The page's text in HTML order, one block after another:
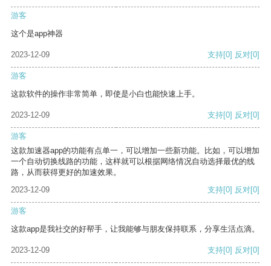
游客
这个是app神器
2023-12-09 支持[0] 反对[0]
游客
这款软件的操作非常简单，即使是小白也能快速上手。
2023-12-09 支持[0] 反对[0]
游客
这款加速器app的功能有点单一，可以增加一些新功能。比如，可以增加
一个自动切换线路的功能，这样就可以根据网络情况自动选择最优的线
路，从而获得更好的加速效果。
2023-12-09
支持[0] 反对[0]
游客
这款app是我社交的好帮手，让我能够与朋友保持联系，分享生活点滴。
2023-12-09 支持[0] 反对[0]